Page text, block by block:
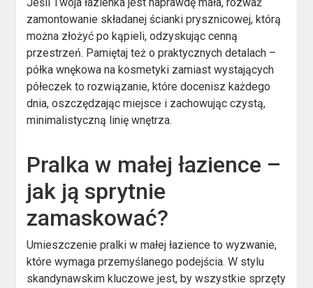
zamontowanie składanej ścianki prysznicowej, którą
można złożyć po kąpieli, odzyskując cenną
przestrzeń. Pamiętaj też o praktycznych detalach –
półka wnękowa na kosmetyki zamiast wystających
półeczek to rozwiązanie, które docenisz każdego
dnia, oszczędzając miejsce i zachowując czystą,
minimalistyczną linię wnętrza.
Pralka w małej łazience –
jak ją sprytnie
zamaskować?
Umieszczenie pralki w małej łazience to wyzwanie,
które wymaga przemyślanego podejścia. W stylu
skandynawskim kluczowe jest, by wszystkie sprzęty